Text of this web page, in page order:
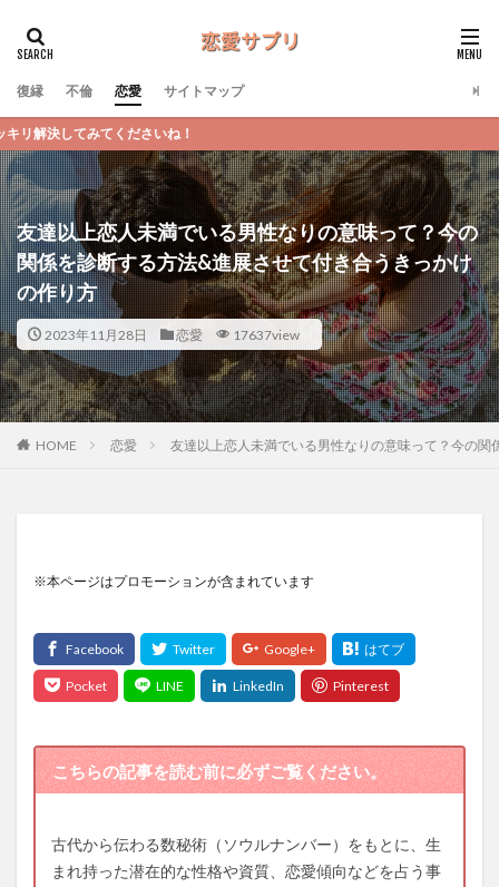
復縁 不倫 恋愛 サイトマップ
友達以上恋人未満でいる男性なりの意味って？今の
関係を診断する方法&進展させて付き合うきっかけ
の作り方
2023年11月28日 恋愛 17637view
HOME 恋愛 友達以上恋人未満でいる男性なりの意味って？今の
※本ページはプロモーションが含まれています
こちらの記事を読む前に必ずご覧ください。
古代から伝わる数秘術（ソウルナンバー）をもとに、生
まれ持った潜在的な性格や資質、恋愛傾向などを占う事